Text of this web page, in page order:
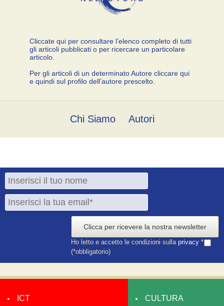
Cliccate qui per consultare l’elenco completo di tutti
gli articoli pubblicati o per ricercare un particolare
articolo.
Per gli articoli di un determinato Autore cliccare qui
e quindi sul profilo dell’autore prescelto.
Chi Siamo Autori
Clicca per ricevere la nostra newsletter
Ho letto e accetto le condizioni sulla privacy *
(*obbligatorio)
ICT
CULTURA